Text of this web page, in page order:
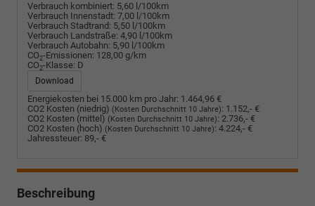
Verbrauch kombiniert: 5,60 l/100km
Verbrauch Innenstadt: 7,00 l/100km
Verbrauch Stadtrand: 5,50 l/100km
Verbrauch Landstraße: 4,90 l/100km
Verbrauch Autobahn: 5,90 l/100km
CO2-Emissionen: 128,00 g/km
CO2-Klasse: D
Download
Energiekosten bei 15.000 km pro Jahr: 1.464,96 €
CO2 Kosten (niedrig) (Kosten Durchschnitt 10 Jahre): 1.152,- €
CO2 Kosten (mittel) (Kosten Durchschnitt 10 Jahre): 2.736,- €
CO2 Kosten (hoch) (Kosten Durchschnitt 10 Jahre): 4.224,- €
Jahressteuer: 89,- €
Beschreibung